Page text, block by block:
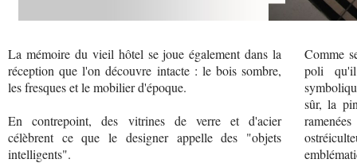
La mémoire du vieil hôtel se joue également dans la
réception que l'on découvre intacte : le bois sombre,
les fresques et le mobilier d'époque.
En contrepoint, des vitrines de verre et d'acier
célèbrent ce que le designer appelle des "objets
intelligents".
Comme
poli
sûr, la